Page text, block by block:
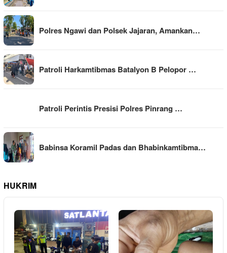
Polres Ngawi dan Polsek Jajaran, Amankan…
Patroli Harkamtibmas Batalyon B Pelopor …
Patroli Perintis Presisi Polres Pinrang …
Babinsa Koramil Padas dan Bhabinkamtibma…
HUKRIM